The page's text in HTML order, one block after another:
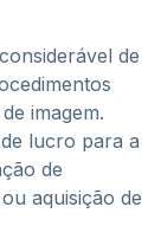
de
imagem.
lucro para a
de
aquisição de